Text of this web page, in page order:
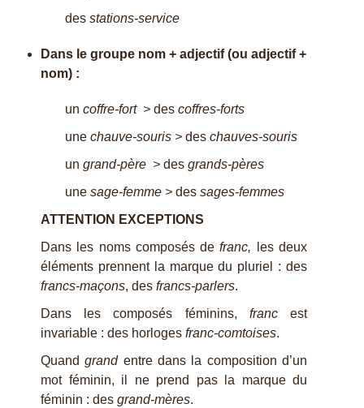
des stations-service
Dans le groupe nom + adjectif (ou adjectif +
nom) :
un coffre-fort > des coffres-forts
une chauve-souris > des chauves-souris
un grand-père > des grands-pères
une sage-femme > des sages-femmes
ATTENTION EXCEPTIONS
Dans les noms composés defranc, les deux
éléments prennent la marque du pluriel : des
francs-maçons, des francs-parlers.
Dans les composés féminins, francest
invariable : des horloges franc-comtoises.
Quandgrand entre dans la composition d’un
mot féminin, il ne prend pas la marque du
féminin : des grand-mères.